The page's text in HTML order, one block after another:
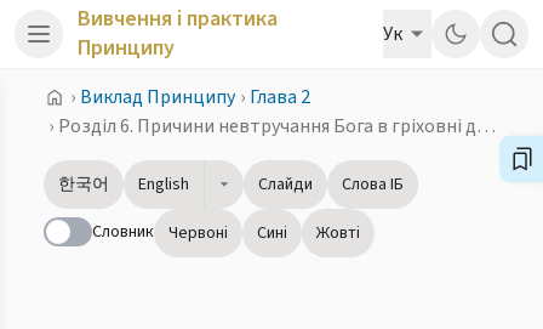
Вивчення і практика
Принципу
Ук
› Виклад Принципу › Глава 2
›
Розділ 6. Причини невтручання Бога в гріховні дії прабатьків людства
한국어 English Слайди
Слова ІБ
Словник Червоні Сині Жовті